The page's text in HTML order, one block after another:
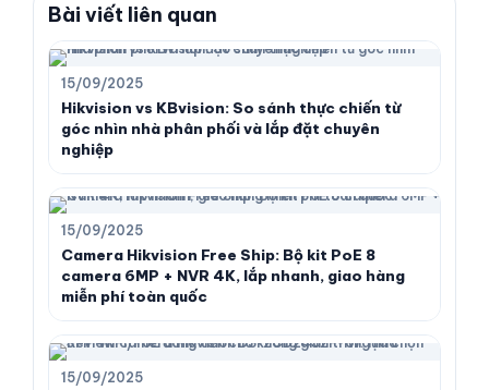
Bài viết liên quan
15/09/2025
Hikvision vs KBvision: So sánh thực chiến từ
góc nhìn nhà phân phối và lắp đặt chuyên
nghiệp
15/09/2025
Camera Hikvision Free Ship: Bộ kit PoE 8
camera 6MP + NVR 4K, lắp nhanh, giao hàng
miễn phí toàn quốc
15/09/2025